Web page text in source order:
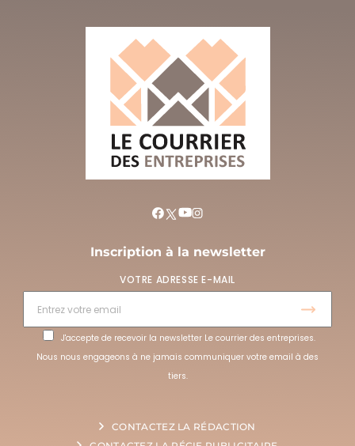
Inscription à la newsletter
VOTRE ADRESSE E-MAIL
J'accepte de recevoir la newsletter Le courrier des entreprises.
Nous nous engageons à ne jamais communiquer votre email à des
tiers.
CONTACTEZ LA RÉDACTION